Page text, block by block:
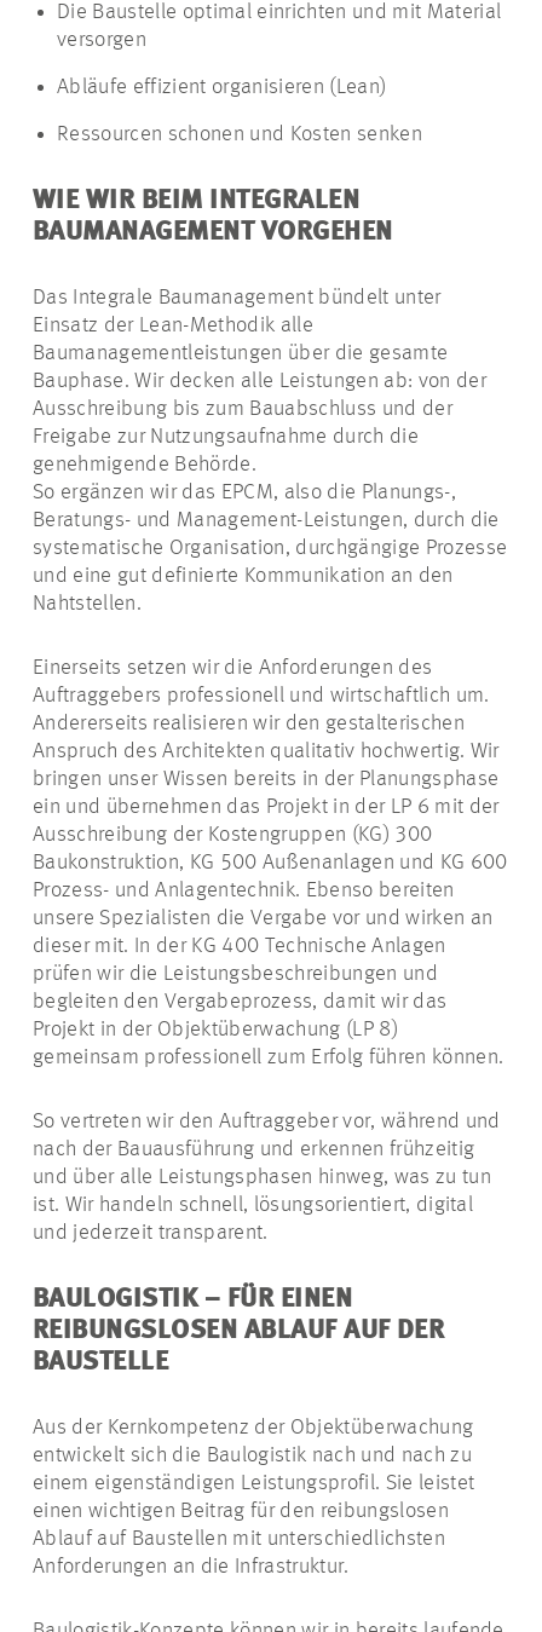
Die Baustelle optimal einrichten und mit Material
versorgen
Abläufe effizient organisieren (Lean)
Ressourcen schonen und Kosten senken
WIE WIR BEIM INTEGRALEN
BAUMANAGEMENT VORGEHEN
Das Integrale Baumanagement bündelt unter
Einsatz der Lean-Methodik alle
Baumanagementleistungen über die gesamte
Bauphase. Wir decken alle Leistungen ab: von der
Ausschreibung bis zum Bauabschluss und der
Freigabe zur Nutzungsaufnahme durch die
genehmigende Behörde.
So ergänzen wir das EPCM, also die Planungs-,
Beratungs- und Management-Leistungen, durch die
systematische Organisation, durchgängige Prozesse
und eine gut definierte Kommunikation an den
Nahtstellen.
Einerseits setzen wir die Anforderungen des
Auftraggebers professionell und wirtschaftlich um.
Andererseits realisieren wir den gestalterischen
Anspruch des Architekten qualitativ hochwertig. Wir
bringen unser Wissen bereits in der Planungsphase
ein und übernehmen das Projekt in der LP 6 mit der
Ausschreibung der Kostengruppen (KG) 300
Baukonstruktion, KG 500 Außenanlagen und KG 600
Prozess- und Anlagentechnik. Ebenso bereiten
unsere Spezialisten die Vergabe vor und wirken an
dieser mit. In der KG 400 Technische Anlagen
prüfen wir die Leistungsbeschreibungen und
begleiten den Vergabeprozess, damit wir das
Projekt in der Objektüberwachung (LP 8)
gemeinsam professionell zum Erfolg führen können.
So vertreten wir den Auftraggeber vor, während und
nach der Bauausführung und erkennen frühzeitig
und über alle Leistungsphasen hinweg, was zu tun
ist. Wir handeln schnell, lösungsorientiert, digital
und jederzeit transparent.
BAULOGISTIK – FÜR EINEN
REIBUNGSLOSEN ABLAUF AUF DER
BAUSTELLE
Aus der Kernkompetenz der Objektüberwachung
entwickelt sich die Baulogistik nach und nach zu
einem eigenständigen Leistungsprofil. Sie leistet
einen wichtigen Beitrag für den reibungslosen
Ablauf auf Baustellen mit unterschiedlichsten
Anforderungen an die Infrastruktur.